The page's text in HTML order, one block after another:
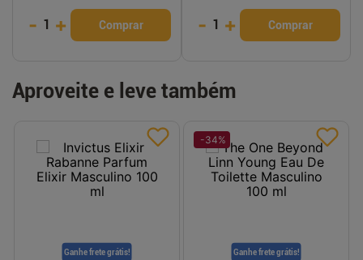
- 1 + Comprar - 1 + Comprar
Aproveite e leve também
Ganhe frete grátis! Ganhe frete grátis!
-34%